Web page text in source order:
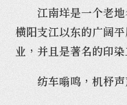
江南垟是一个老地
横阳支江以东的广阔
业，并且是著名的印
纺车嗡鸣，机杼声